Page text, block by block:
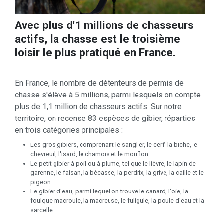
Avec plus d'1 millions de chasseurs
actifs, la chasse est le troisième
loisir le plus pratiqué en France.
En France, le nombre de détenteurs de permis de
chasse s'élève à 5 millions, parmi lesquels on compte
plus de 1,1 million de chasseurs actifs. Sur notre
territoire, on recense 83 espèces de gibier, réparties
en trois catégories principales :
Les gros gibiers, comprenant le sanglier, le cerf, la biche, le
chevreuil, l'isard, le chamois et le mouflon.
Le petit gibier à poil ou à plume, tel que le lièvre, le lapin de
garenne, le faisan, la bécasse, la perdrix, la grive, la caille et le
pigeon.
Le gibier d'eau, parmi lequel on trouve le canard, l'oie, la
foulque macroule, la macreuse, le fuligule, la poule d'eau et la
sarcelle.